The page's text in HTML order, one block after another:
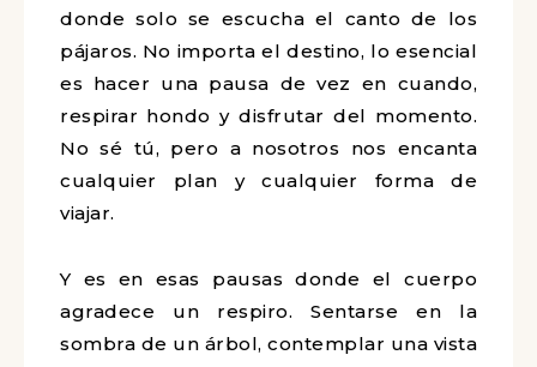
donde solo se escucha el canto de los
pájaros. No importa el destino, lo esencial
es hacer una pausa de vez en cuando,
respirar hondo y disfrutar del momento.
No sé tú, pero a nosotros nos encanta
cualquier plan y cualquier forma de
viajar.
Y es en esas pausas donde el cuerpo
agradece un respiro. Sentarse en la
sombra de un árbol, contemplar una vista